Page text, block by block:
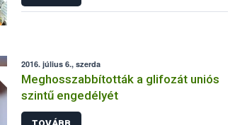
2016. július 6., szerda
Meghosszabbították a glifozát uniós
szintű engedélyét